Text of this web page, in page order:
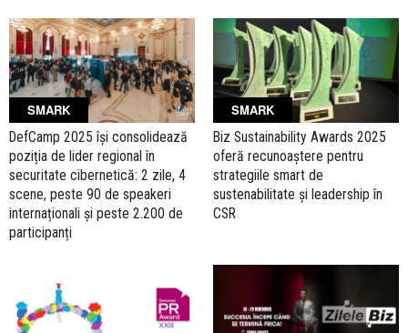
SMARK
DefCamp 2025 își consolidează
poziția de lider regional în
securitate cibernetică: 2 zile, 4
scene, peste 90 de speakeri
internaționali și peste 2.200 de
participanți
SMARK
Biz Sustainability Awards 2025
oferă recunoaștere pentru
strategiile smart de
sustenabilitate și leadership în
CSR